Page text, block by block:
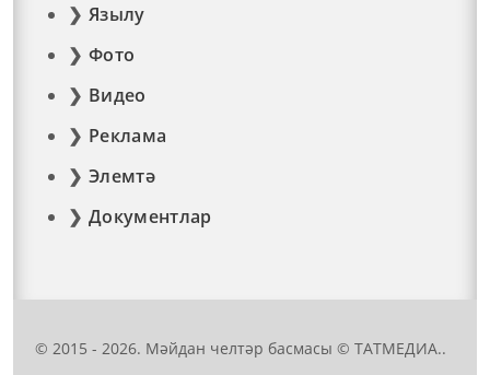
Язылу
Фото
Видео
Реклама
Элемтә
Документлар
© 2015 - 2026. Мәйдан челтәр басмасы © ТАТМЕДИА..